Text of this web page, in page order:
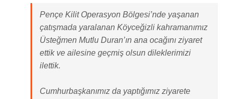
Pençe Kilit Operasyon Bölgesi’nde yaşanan
çatışmada yaralanan Köyceğizli kahramanımız
Üsteğmen Mutlu Duran’ın ana ocağını ziyaret
ettik ve ailesine geçmiş olsun dileklerimizi
ilettik.
Cumhurbaşkanımız da yaptığımız ziyarete